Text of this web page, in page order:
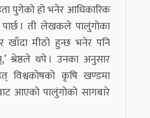
पुगेको हो भनेर आधिकारिक
पार्छ । ती लेखकले पालुंगोका
खाँदा मीठो हुन्छ भनेर पनि
श्रेष्ठले थपे । उनका अनुसार
विश्वकोषको कृषि खण्डमा
आएको पालुंगोको सागबारे